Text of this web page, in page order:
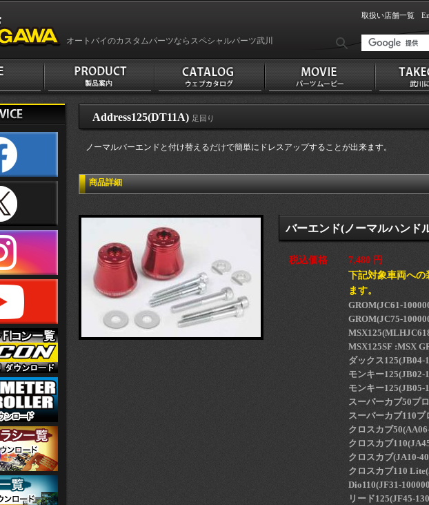
オートバイのカスタムパーツならスペシャルパーツ武川
取扱い店舗一覧
Address125(DT11A) 足回り
ノーマルバーエンドと付け替えるだけで簡単にドレスアップすることが出来ます。
商品詳細
バーエンド(ノーマルハンド
税込価格 7,480 円
下記対象車両への
ます。
GROM(JC61-
GROM(JC75-
MSX125SF :MSX
ダックス125(JB04-
モンキー125(JB02-
モンキー125(JB05-
スーパーカブ50プ
スーパーカブ110プ
クロスカブ
クロスカブ
クロスカブ(JA10-
クロスカブ110
Dio110(JF31-
リード125(JF45-